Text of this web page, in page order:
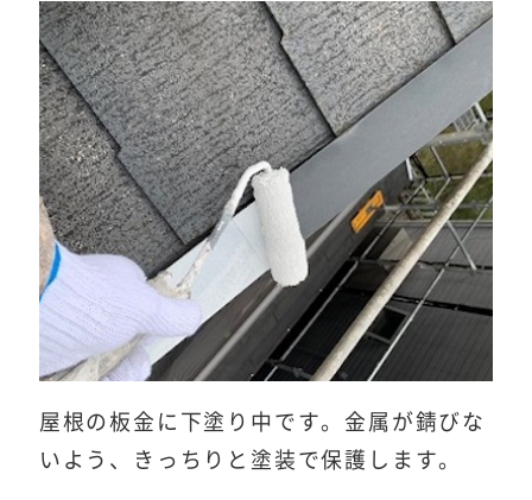
屋根の板金に下塗り中です。金属が錆びな
いよう、きっちりと塗装で保護します。